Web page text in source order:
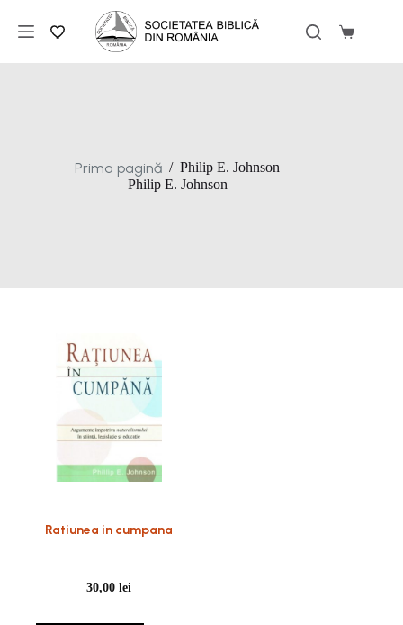
conținut
Coș
Prima pagină / Philip E. Johnson
Philip E. Johnson
Ratiunea in cumpana
30,00lei